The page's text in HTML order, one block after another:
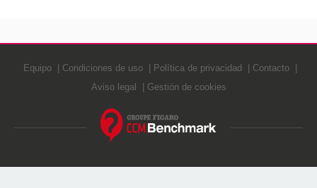
Equipo Condiciones de uso Política de privacidad
Contacto
Aviso legal
Gestión de cookies